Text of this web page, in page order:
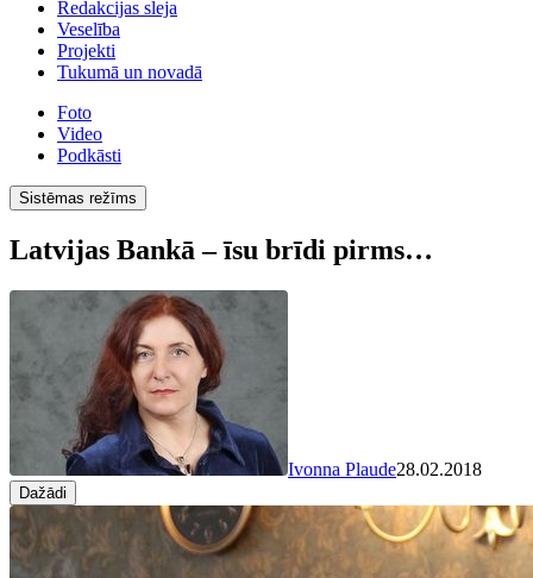
Redakcijas sleja
Veselība
Projekti
Tukumā un novadā
Foto
Video
Podkāsti
Sistēmas režīms
Latvijas Bankā – īsu brīdi pirms…
Ivonna Plaude28.02.2018
Dažādi